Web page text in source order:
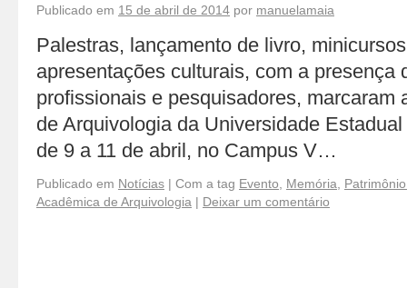
Publicado em 15 de abril de 2014 por manuelamaia
Palestras, lançamento de livro,
apresentações culturais, com a presença
profissionais e pesquisadores, marcaram
de Arquivologia da Universidade
de 9 a 11 de abril, no Campus V…
Publicado em Notícias | Com a tag Evento Memória
Acadêmica de Arquivologia | Deixar um comentário